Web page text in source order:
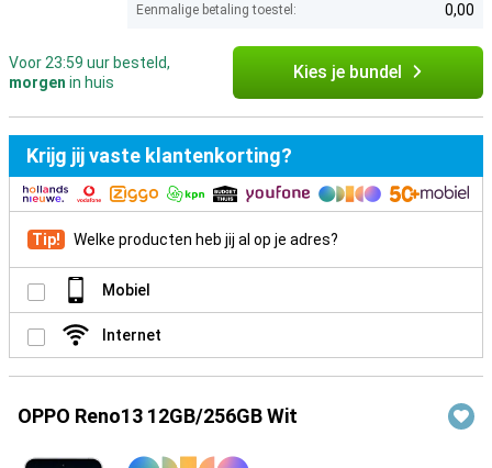
Eenmalige betaling toestel: 0,00
Voor 23:59 uur besteld,
morgen in huis Kies je bundel
Krijg jij vaste klantenkorting?
Tip! Welke producten heb jij al op je adres?
Mobiel
Internet
OPPO Reno13 12GB/256GB Wit